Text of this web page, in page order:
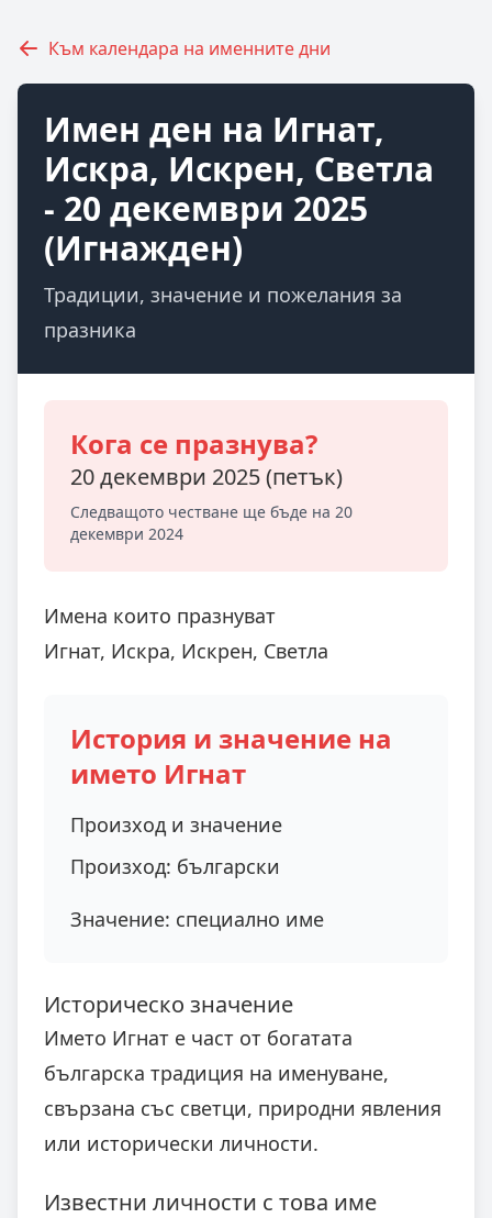
Към календара на именните дни
Имен ден на Игнат,
Искра, Искрен, Светла
- 20 декември 2025
(Игнажден)
Традиции, значение и пожелания за
празника
Кога се празнува?
20 декември 2025 (петък)
Следващото честване ще бъде на 20
декември 2024
Имена които празнуват
Игнат, Искра, Искрен, Светла
История и значение на
името Игнат
Произход и значение
Произход: български
Значение: специално име
Историческо значение
Името Игнат е част от богатата
българска традиция на именуване,
свързана със светци, природни явления
или исторически личности.
Известни личности с това име